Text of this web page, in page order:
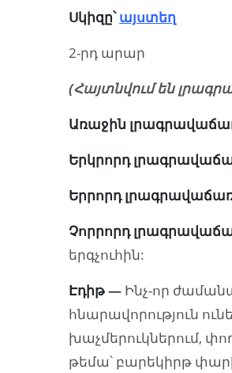
Սկիզը՝այստեղ
2-րդ արար
(Հայտնվում են
Առաջին
Երկրորդ
Երրորդ
Չորրորդ
երգչուհին:
Էդիթ— Ինչ-որ
հնարավորություն
խաչմերուկներում,
թեմա՝ բարեկիրթ